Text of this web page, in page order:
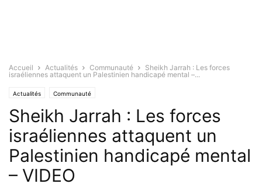
Accueil Actualités Communauté
Sheikh Jarrah : Les forces
israéliennes attaquent un Palestinien handicapé mental –...
Actualités Communauté
Sheikh Jarrah : Les forces
israéliennes attaquent un
Palestinien handicapé mental
– VIDEO